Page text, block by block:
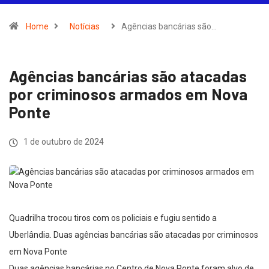
Home Notícias Agências bancárias são…
Agências bancárias são atacadas
por criminosos armados em Nova
Ponte
1 de outubro de 2024
Quadrilha trocou tiros com os policiais e fugiu sentido a
Uberlândia. Duas agências bancárias são atacadas por criminosos
em Nova Ponte